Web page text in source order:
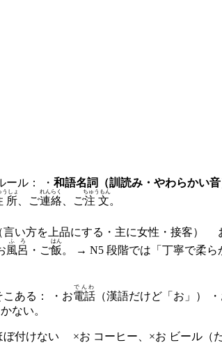
ール： ・ 和語名詞（訓読み・やわらかい音
所
うしょ
、ご連絡
れんらく
、ご注文
ちゅうもん
。
言い方を上品にする・主に女性・接客）
風呂
ふろ
・ご飯
はん
。 → N5 段階では「丁寧で柔ら
こある： ・お電話
でんわ
（漢語だけど「お」）
ない。
ぼ付けない ×お コーヒー、×お ビール